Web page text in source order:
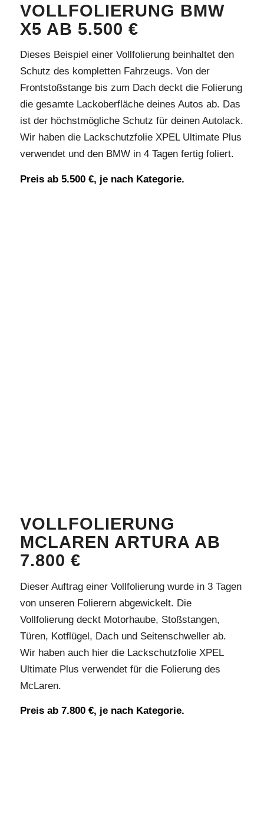
VOLLFOLIERUNG BMW
X5 AB 5.500 €
Dieses Beispiel einer Vollfolierung beinhaltet den
Schutz des kompletten Fahrzeugs. Von der
Frontstoßstange bis zum Dach deckt die Folierung
die gesamte Lackoberfläche deines Autos ab. Das
ist der höchstmögliche Schutz für deinen Autolack.
Wir haben die Lackschutzfolie XPEL Ultimate Plus
verwendet und den BMW in 4 Tagen fertig foliert.
Preis ab 5.500 €, je nach Kategorie.
VOLLFOLIERUNG
MCLAREN ARTURA AB
7.800 €
Dieser Auftrag einer Vollfolierung wurde in 3 Tagen
von unseren Folierern abgewickelt. Die
Vollfolierung deckt Motorhaube, Stoßstangen,
Türen, Kotflügel, Dach und Seitenschweller ab.
Wir haben auch hier die Lackschutzfolie XPEL
Ultimate Plus verwendet für die Folierung des
McLaren.
Preis ab 7.800 €, je nach Kategorie.